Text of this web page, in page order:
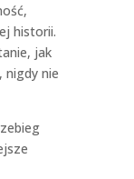
historii.
jak
nigdy nie